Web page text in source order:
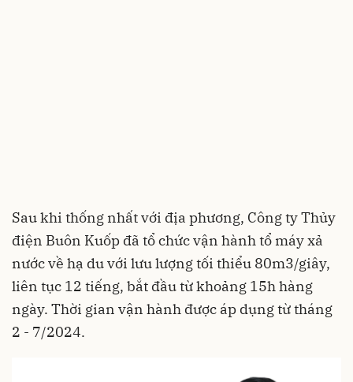
Sau khi thống nhất với địa phương, Công ty Thủy
điện Buôn Kuốp đã tổ chức vận hành tổ máy xả
nước về hạ du với lưu lượng tối thiểu 80m3/giây,
liên tục 12 tiếng, bắt đầu từ khoảng 15h hàng
ngày. Thời gian vận hành được áp dụng từ tháng
2 - 7/2024.